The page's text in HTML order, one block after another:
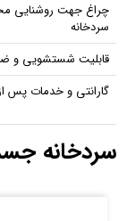
چراغ جهت روشنایی
سردخانه
قابلیت شستشویی و
گارانتی و خدمات پس
سردخانه